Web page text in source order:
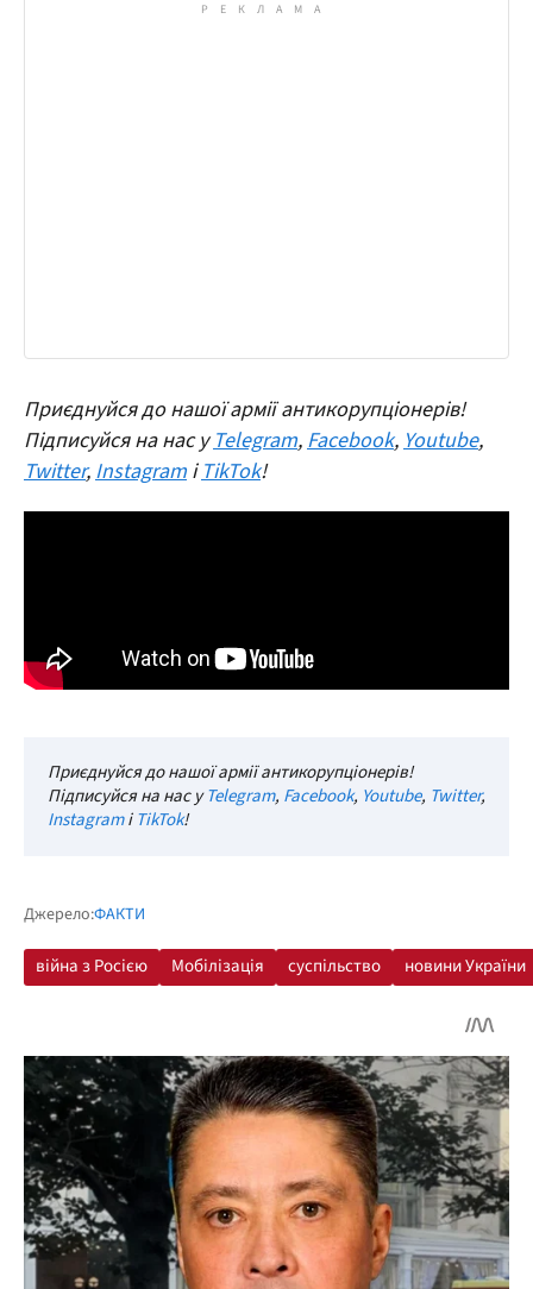
Приєднуйся до нашої армії антикорупціонерів!
Підписуйся на нас уTelegram,Facebook,Youtube,
Twitter,Instagram іTikTok!
Приєднуйся до нашої армії антикорупціонерів!
Підписуйся на нас уTelegram, Facebook, Youtube, Twitter,
InstagramіTikTok!
Джерело:ФАКТИ
війна з Росією Мобілізація суспільство новини України